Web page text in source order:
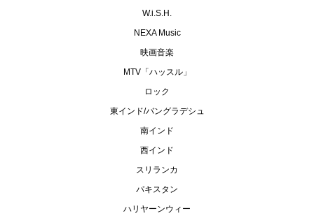
W.i.S.H.
NEXA Music
映画音楽
MTV「ハッスル」
ロック
東インド/バングラデシュ
南インド
西インド
スリランカ
パキスタン
ハリヤーンウィー